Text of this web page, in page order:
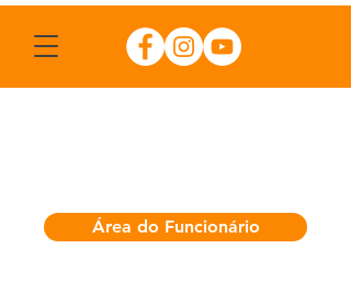
Área do Funcionário